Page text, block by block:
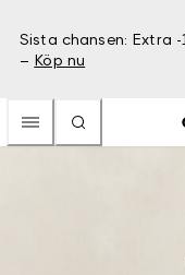
Sista chansen: Extra
– Köp nu